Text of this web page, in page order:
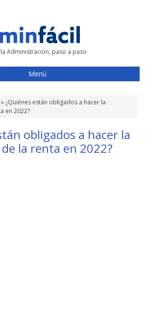
Administración, paso a paso
Menú
» ¿Quiénes están obligados a hacer la
en 2022?
obligados a hacer la
la renta en 2022?